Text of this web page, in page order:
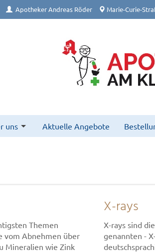
Apotheker Andreas Röder Marie-Curie-
uns Aktuelle Angebote
Themen
vom Abnehmen über
Mineralien wie Zink
X-rays
X-rays sind
genannten -